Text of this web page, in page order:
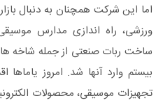
اما این شرکت همچنان به دنبال
ورزشی، راه اندازی مدارس
ساخت ربات صنعتی از جمله شاخه
بیستم وارد آنها شد. امروز یاماها
تجهیزات موسیقی، محصولات